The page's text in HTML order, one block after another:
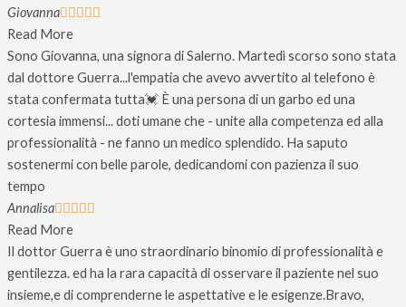
Giovanna    
Read More
Sono Giovanna, una signora di Salerno. Martedì scorso sono stata
dal dottore Guerra...l'empatia che avevo avvertito al telefono è
stata confermata tutta💓 È una persona di un garbo ed una
cortesia immensi... doti umane che - unite alla competenza ed alla
professionalità - ne fanno un medico splendido. Ha saputo
sostenermi con belle parole, dedicandomi con pazienza il suo
tempo
Annalisa    
Read More
Il dottor Guerra è uno straordinario binomio di professionalità e
gentilezza. ed ha la rara capacità di osservare il paziente nel suo
insieme,e di comprenderne le aspettative e le esigenze.Bravo,